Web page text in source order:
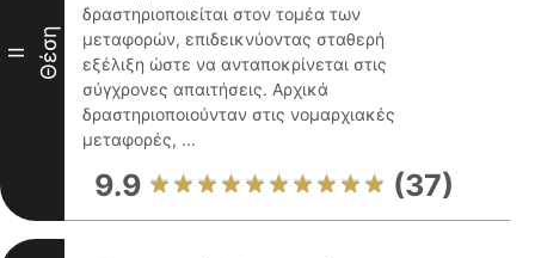
II Θέση
δραστηριοποιείται στον τομέα των
μεταφορών, επιδεικνύοντας σταθερή
εξέλιξη ώστε να ανταποκρίνεται στις
σύγχρονες απαιτήσεις. Αρχικά
δραστηριοποιούνταν στις νομαρχιακές
μεταφορές, ...
9.9 (37)